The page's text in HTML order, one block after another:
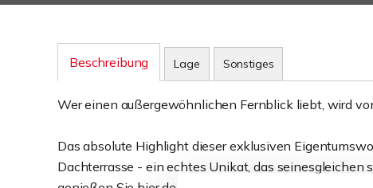
Beschreibung Lage Sonstiges
Wer einen außergewöhnlichen Fernblick liebt, wird
Das absolute Highlight dieser exklusiven
Dachterrasse - ein echtes Unikat, das